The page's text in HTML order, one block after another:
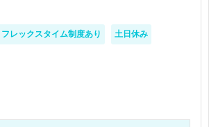
フレックスタイム制度あり 土日休み